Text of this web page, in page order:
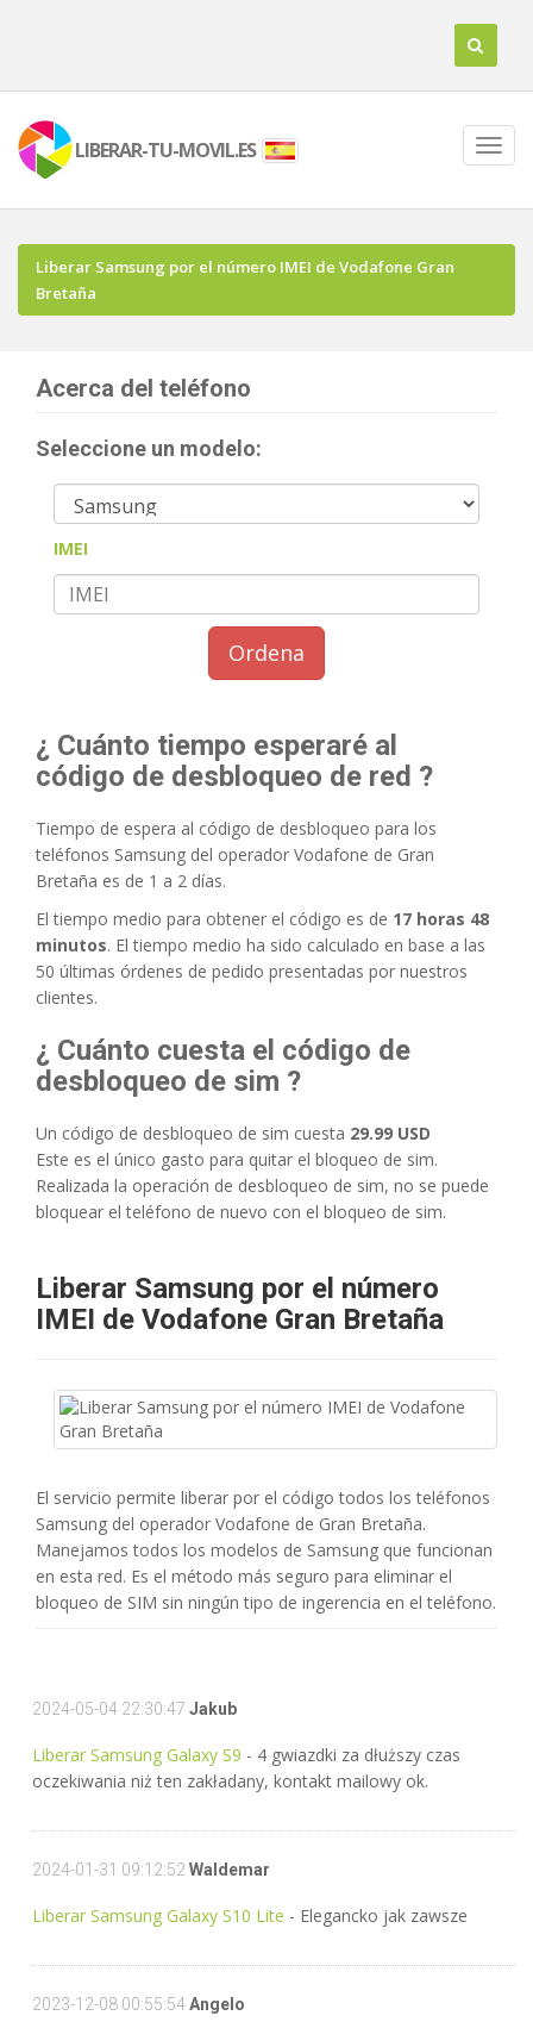
LIBERAR-TU-MOVIL.ES
Liberar Samsung por el número IMEI de Vodafone Gran
Bretaña
Acerca del teléfono
Seleccione un modelo:
IMEI
Ordena
¿ Cuánto tiempo esperaré al
código de desbloqueo de red ?
Tiempo de espera al código de desbloqueo para los
teléfonos Samsung del operador Vodafone de Gran
Bretaña es de 1 a 2 días.
El tiempo medio para obtener el código es de 17 horas 48
minutos. El tiempo medio ha sido calculado en base a las
50 últimas órdenes de pedido presentadas por nuestros
clientes.
¿ Cuánto cuesta el código de
desbloqueo de sim ?
Un código de desbloqueo de sim cuesta 29.99 USD
Este es el único gasto para quitar el bloqueo de sim.
Realizada la operación de desbloqueo de sim, no se puede
bloquear el teléfono de nuevo con el bloqueo de sim.
Liberar Samsung por el número
IMEI de Vodafone Gran Bretaña
El servicio permite liberar por el código todos los teléfonos
Samsung del operador Vodafone de Gran Bretaña.
Manejamos todos los modelos de Samsung que funcionan
en esta red. Es el método más seguro para eliminar el
bloqueo de SIM sin ningún tipo de ingerencia en el teléfono.
2024-05-04 22:30:47 Jakub
Liberar Samsung Galaxy S9 - 4 gwiazdki za dłuższy czas
oczekiwania niż ten zakładany, kontakt mailowy ok.
2024-01-31 09:12:52 Waldemar
Liberar Samsung Galaxy S10 Lite - Elegancko jak zawsze
2023-12-08 00:55:54Angelo